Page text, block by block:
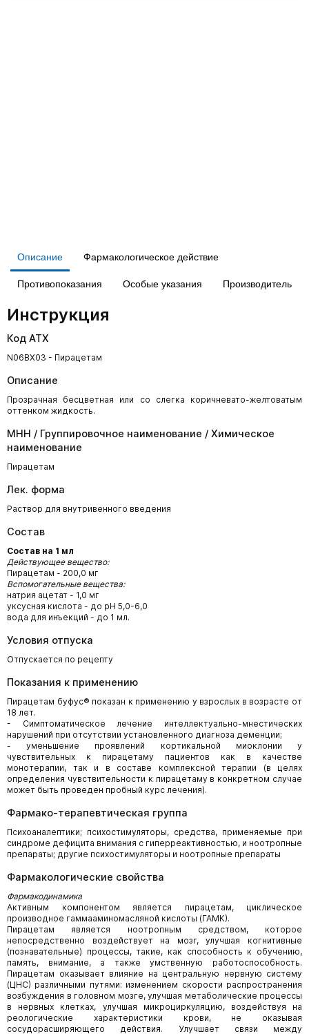
Описание Фармакологическое действие
Противопоказания Особые указания Производитель
Инструкция
Код АТХ
N06BX03 - Пирацетам
Описание
Прозрачная бесцветная или со слегка коричневато-желтоватым
оттенком жидкость.
МНН / Группировочное наименование / Химическое
наименование
Пирацетам
Лек. форма
Раствор для внутривенного введения
Состав
Состав на 1 мл
Действующее вещество:
Пирацетам - 200,0 мг
Вспомогательные вещества:
натрия ацетат - 1,0 мг
уксусная кислота - до рН 5,0-6,0
вода для инъекций - до 1 мл.
Условия отпуска
Отпускается по рецепту
Показания к применению
Пирацетам буфус® показан к применению у взрослых в возрасте от
18 лет.
- Симптоматическое лечение интеллектуально-мнестических
нарушений при отсутствии установленного диагноза деменции;
- уменьшение проявлений кортикальной миоклонии у
чувствительных к пирацетаму пациентов как в качестве
монотерапии, так и в составе комплексной терапии (в целях
определения чувствительности к пирацетаму в конкретном случае
может быть проведен пробный курс лечения).
Фармако-терапевтическая группа
Психоаналептики; психостимуляторы, средства, применяемые при
синдроме дефицита внимания с гиперреактивностью, и ноотропные
препараты; другие психостимуляторы и ноотропные препараты
Фармакологические свойства
Фармакодинамика
Активным компонентом является пирацетам, циклическое
производное гамма­аминомасляной кислоты (ГАМК).
Пирацетам является ноотропным средством, которое
непосредственно воздействует на мозг, улучшая когнитивные
(познавательные) процессы, такие, как способность к обучению,
память, внимание, а также умственную работоспособность.
Пирацетам оказывает влияние на центральную нервную систему
(ЦНС) различными путями: изменением скорости распространения
возбуждения в головном мозге, улучшая метаболические процессы
в нервных клетках, улучшая микроциркуляцию, воздействуя на
реологические характеристики крови, не оказывая
сосудорасширяющего действия. Улучшает связи между